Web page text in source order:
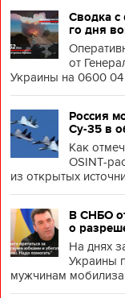
Сводка с
го дня
от
Украины на 0600 04
Россия
Су-35 в
Как
OSINT-
из открытых
В СНБО
о
На днях
Украины
мужчинам